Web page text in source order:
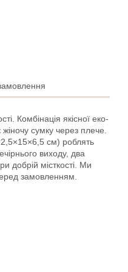
Комбінація якісної еко-
сумку через плече.
см) роблять
виходу, два
добрій місткості. Ми
замовленням.